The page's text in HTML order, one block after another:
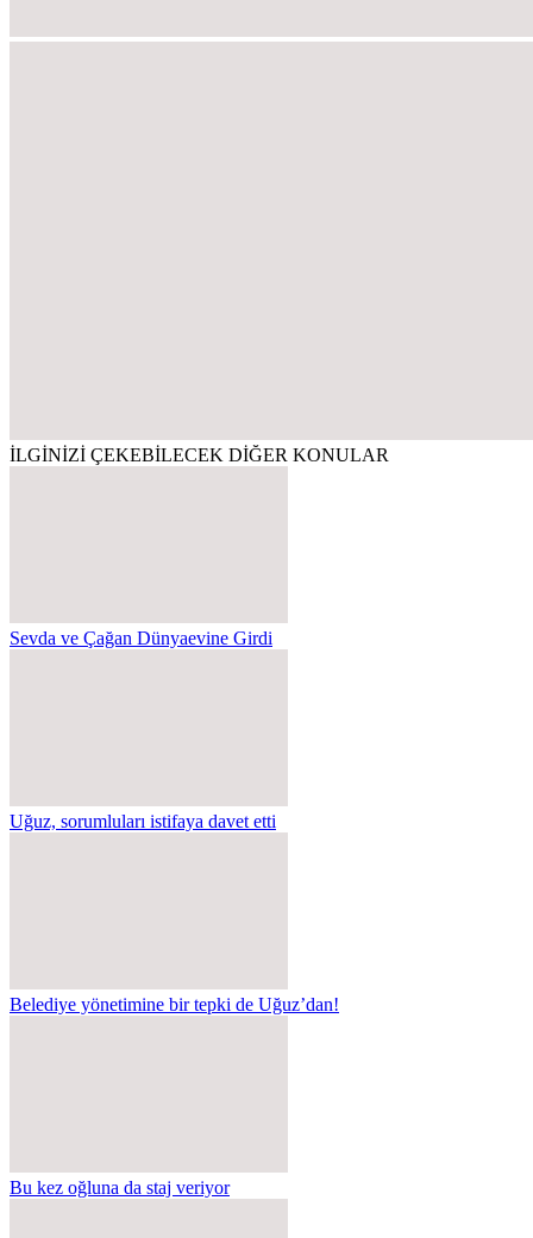
İLGİNİZİ ÇEKEBİLECEK DİĞER KONULAR
Sevda ve Çağan Dünyaevine Girdi
Uğuz, sorumluları istifaya davet etti
Belediye yönetimine bir tepki de Uğuz’dan!
Bu kez oğluna da staj veriyor